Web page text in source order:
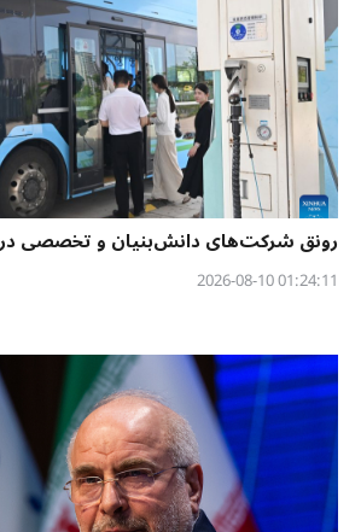
رونق شرکت‌های دانش‌بنیان و تخصصی
01:24:11 2026-08-10